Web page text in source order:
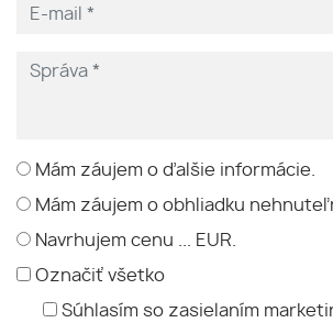
Mám záujem o ďalšie informácie.
Mám záujem o obhliadku
Navrhujem cenu ... EUR.
Označiť všetko
Súhlasím so zasielaním